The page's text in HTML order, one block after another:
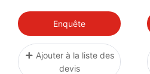
Enquête
Ajouter à la liste des
devis